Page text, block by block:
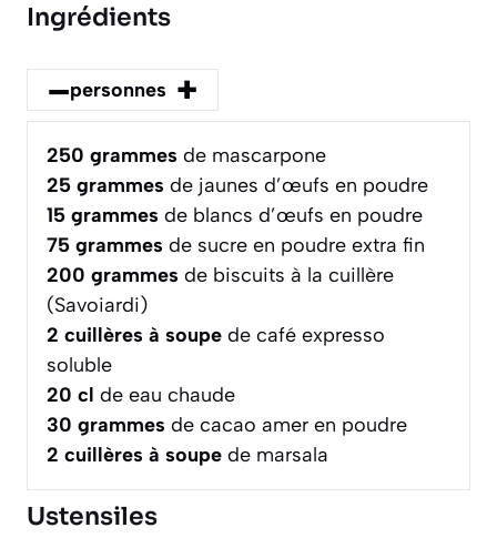
Ingrédients
–personnes +
250 grammes de mascarpone
25 grammes de jaunes d’œufs en poudre
15 grammes de blancs d’œufs en poudre
75 grammes de sucre en poudre extra fin
200 grammes de biscuits à la cuillère
(Savoiardi)
2 cuillères à soupe de café expresso
soluble
20 cl de eau chaude
30 grammes de cacao amer en poudre
2 cuillères à soupe de marsala
Ustensiles